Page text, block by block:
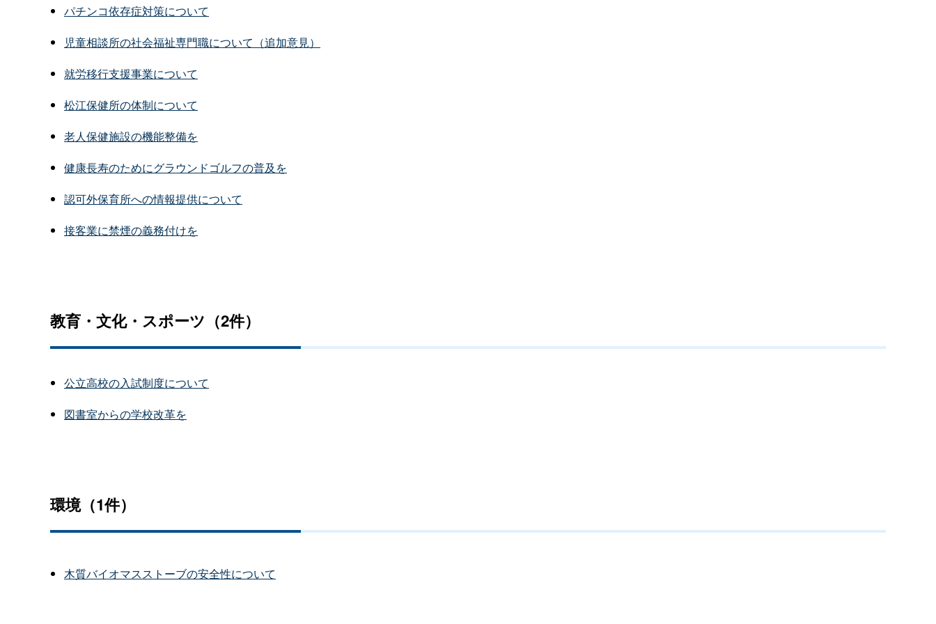
パチンコ依存症対策について
児童相談所の社会福祉専門職について（追加意見）
就労移行支援事業について
松江保健所の体制について
老人保健施設の機能整備を
健康長寿のためにグラウンドゴルフの普及を
認可外保育所への情報提供について
接客業に禁煙の義務付けを
教育・文化・スポーツ（2件）
公立高校の入試制度について
図書室からの学校改革を
環境（1件）
木質バイオマスストーブの安全性について